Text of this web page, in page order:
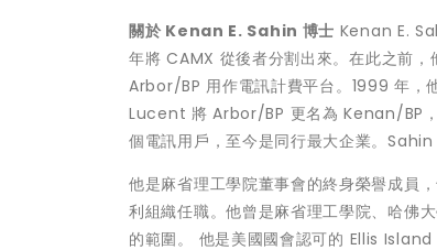
關於 Kenan E. Sahin 博士 Kenan E.
年將 CAMX 從後者分割出來。在此之前
Arbor/BP 用作電訊計費平台。1999 年
Lucent 將 Arbor/BP 更名為 Kenan/BP，
個電訊用戶，至今是同行最大企業。
他是麻省理工學院董事會的終身榮譽成
利組織任職。他曾是麻省理工學院、哈佛
的範圍。 他是美國國會認可的 Ellis Island